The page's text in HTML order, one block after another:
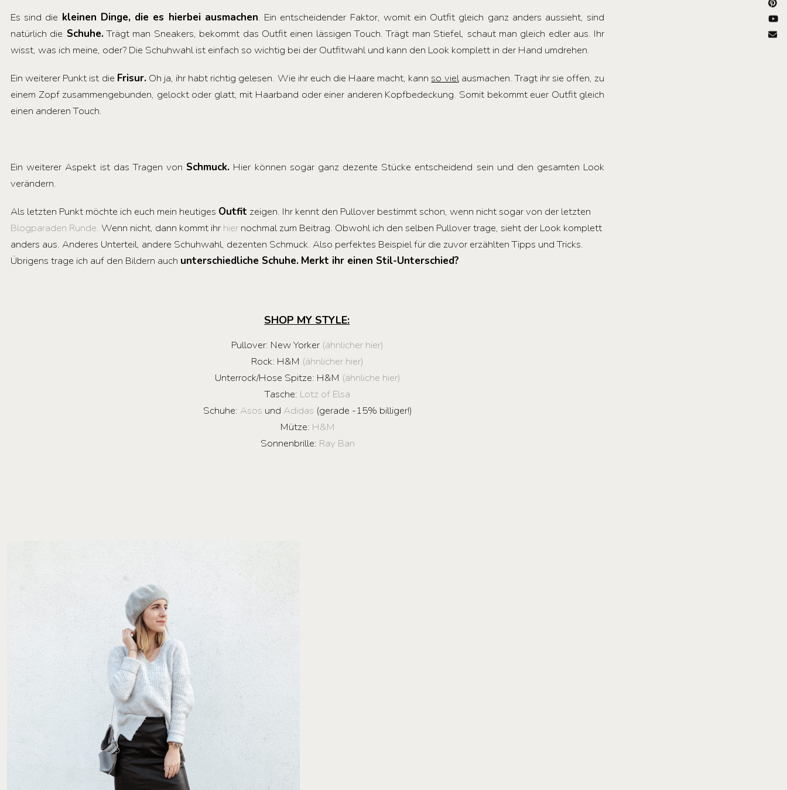
Es sind die kleinen Dinge, die es hierbei ausmachen. Ein entscheidender Faktor, womit ein Outfit gleich ganz anders aussieht, sind
natürlich die Schuhe.Trägt man Sneakers, bekommt das Outfit einen lässigen Touch. Trägt man Stiefel, schaut man gleich edler aus. Ihr
wisst, was ich meine, oder? Die Schuhwahl ist einfach so wichtig bei der Outfitwahl und kann den Look komplett in der Hand umdrehen.
Ein weiterer Punkt ist die Frisur.Oh ja, ihr habt richtig gelesen. Wie ihr euch die Haare macht, kannso vielausmachen. Tragt ihr sie offen, zu
einem Zopf zusammengebunden, gelockt oder glatt, mit Haarband oder einer anderen Kopfbedeckung. Somit bekommt euer Outfit gleich
einen anderen Touch.
Ein weiterer Aspekt ist das Tragen von Schmuck. Hier können sogar ganz dezente Stücke entscheidend sein und den gesamten Look
verändern.
Als letzten Punkt möchte ich euch mein heutiges Outfit zeigen. Ihr kennt den Pullover bestimmt schon, wenn nicht sogar von der letzten
Blogparaden Runde. Wenn nicht, dann kommt ihr hier nochmal zum Beitrag. Obwohl ich den selben Pullover trage, sieht der Look komplett
anders aus. Anderes Unterteil, andere Schuhwahl, dezenten Schmuck. Also perfektes Beispiel für die zuvor erzählten Tipps und Tricks.
Übrigens trage ich auf den Bildern auch unterschiedliche Schuhe. Merkt ihr einen Stil-Unterschied?
SHOP MY STYLE:
Pullover: New Yorker (ähnlicher hier)
Rock: H&M (ähnlicher hier)
Unterrock/Hose Spitze: H&M (ähnliche hier)
Tasche: Lotz of Elsa
Schuhe: Asos und Adidas (gerade -15% billiger!)
Mütze: H&M
Sonnenbrille: Ray Ban